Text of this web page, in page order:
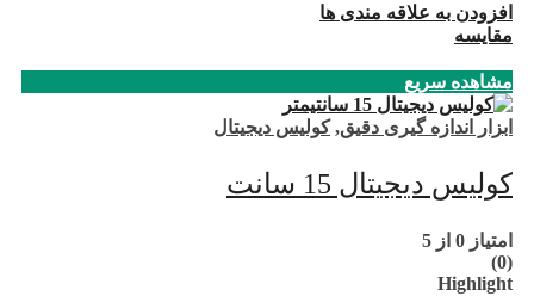
افزودن به علاقه مندی ها
مقایسه
مشاهده سریع
ابزار اندازه گیری دقیق,کولیس دیجیتال
کولیس دیجیتال 15 سانت
امتیاز 0 از 5
(0)
Highlight